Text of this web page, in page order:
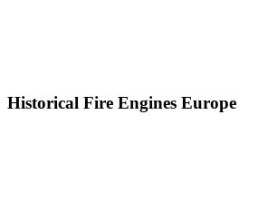
Historical Fire Engines Europe